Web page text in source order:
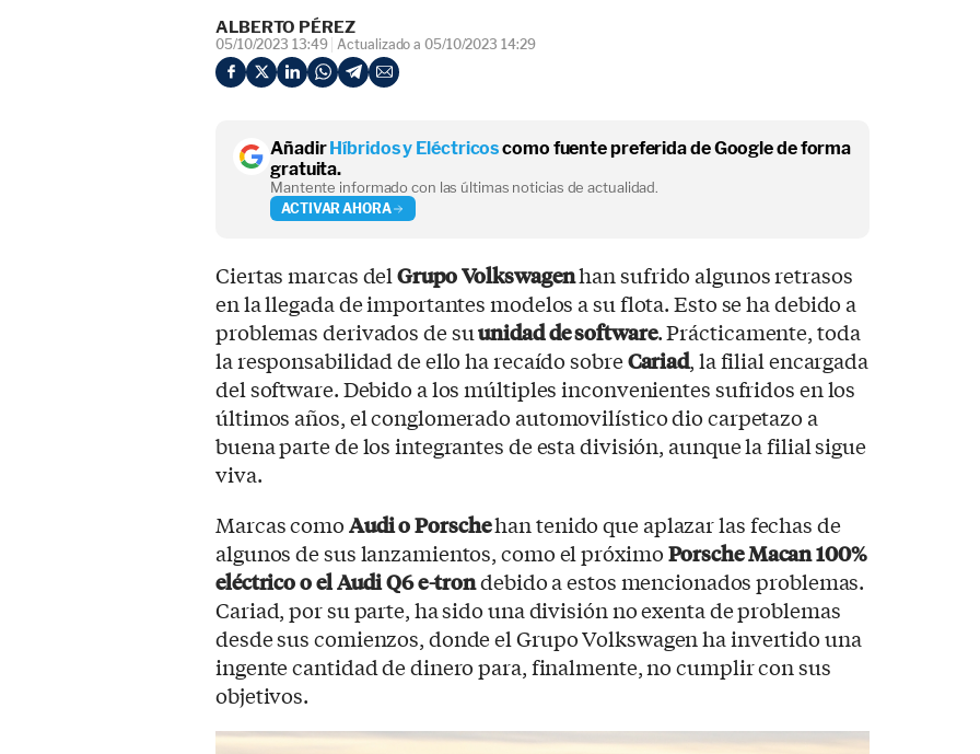
ALBERTO PÉREZ
05/10/2023 13:49 Actualizado a 05/10/2023 14:29
Añadir Híbridos y Eléctricoscomo fuente preferida de Google de forma
gratuita.
Mantente informado con las últimas noticias de actualidad.
ACTIVAR AHORA
Ciertas marcas delGrupo Volkswagenhan sufrido algunos retrasos
en la llegada de importantes modelos a su flota. Esto se ha debido a
problemas derivados de suunidad de software. Prácticamente, toda
la responsabilidad de ello ha recaído sobreCariad, la filial encargada
del software. Debido a los múltiples inconvenientes sufridos en los
últimos años, el conglomerado automovilístico dio carpetazo a
buena parte de los integrantes de esta división, aunque la filial sigue
viva.
Marcas comoAudi o Porschehan tenido que aplazar las fechas de
algunos de sus lanzamientos, como el próximoPorsche Macan 100%
eléctrico o el Audi Q6 e-trondebido a estos mencionados problemas.
Cariad, por su parte, ha sido una división no exenta de problemas
desde sus comienzos, donde el Grupo Volkswagen ha invertido una
ingente cantidad de dinero para, finalmente, no cumplir con sus
objetivos.